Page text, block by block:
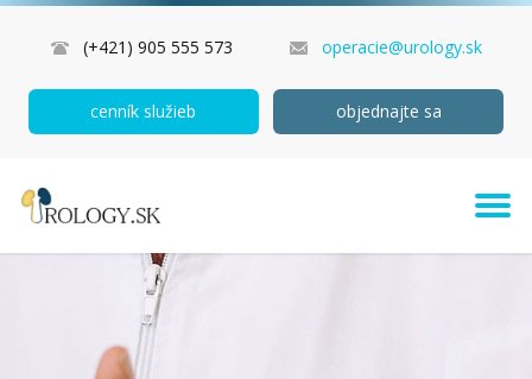
(+421) 905 555 573 operacie@urology.sk
cenník služieb objednajte sa